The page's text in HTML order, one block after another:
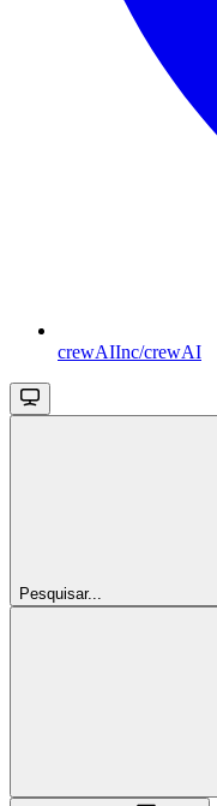
crewAIInc/crewAI
Pesquisar...